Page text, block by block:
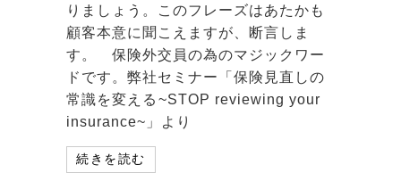
りましょう。このフレーズはあたかも
顧客本意に聞こえますが、断言しま
す。 保険外交員の為のマジックワー
ドです。弊社セミナー「保険見直しの
常識を変える~STOP reviewing your
insurance~」より
続きを読む